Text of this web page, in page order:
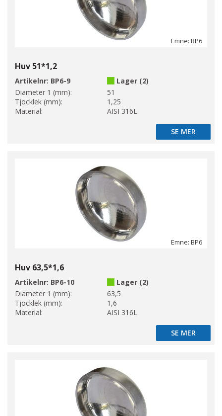
Emne: BP6
Huv 51*1,2
Artikelnr: BP6-9
Lager (2)
Diameter 1 (mm):
51
Tjocklek (mm):
1,25
Material:
AISI 316L
SE MER
SE MER
Emne: BP6
Huv 63,5*1,6
Artikelnr: BP6-10
Lager (2)
Diameter 1 (mm):
63,5
Tjocklek (mm):
1,6
Material:
AISI 316L
SE MER
SE MER